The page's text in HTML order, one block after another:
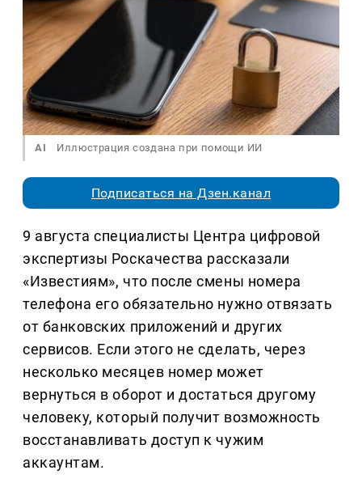
AI Иллюстрация создана при помощи ИИ
Подписаться на Дзен.канал
9 августа специалисты Центра цифровой
экспертизы Роскачества рассказали
«Известиям», что после смены номера
телефона его обязательно нужно отвязать
от банковских приложений и других
сервисов. Если этого не сделать, через
несколько месяцев номер может
вернуться в оборот и достаться другому
человеку, который получит возможность
восстанавливать доступ к чужим
аккаунтам.